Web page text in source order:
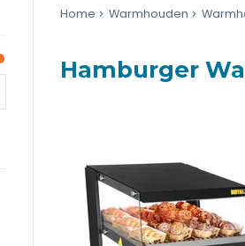
Home Warmhouden
Hamburger